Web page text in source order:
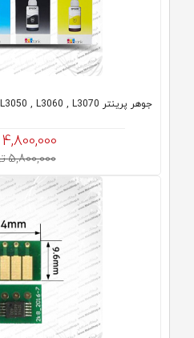
جوهر پرینتر L3050 , L3060 , L3070 اصلی Epson
4,800,000
5,800,000 تومان